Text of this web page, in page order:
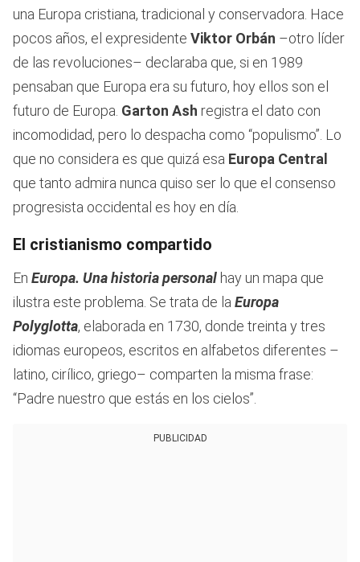
una Europa cristiana, tradicional y conservadora. Hace
pocos años, el expresidente Viktor Orbán –otro líder
de las revoluciones– declaraba que, si en 1989
pensaban que Europa era su futuro, hoy ellos son el
futuro de Europa. Garton Ash registra el dato con
incomodidad, pero lo despacha como “populismo”. Lo
que no considera es que quizá esa Europa Central
que tanto admira nunca quiso ser lo que el consenso
progresista occidental es hoy en día.
El cristianismo compartido
En Europa. Una historia personal hay un mapa que
ilustra este problema. Se trata de la Europa
Polyglotta, elaborada en 1730, donde treinta y tres
idiomas europeos, escritos en alfabetos diferentes –
latino, cirílico, griego– comparten la misma frase:
“Padre nuestro que estás en los cielos”.
PUBLICIDAD